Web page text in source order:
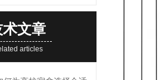
术文章
articles